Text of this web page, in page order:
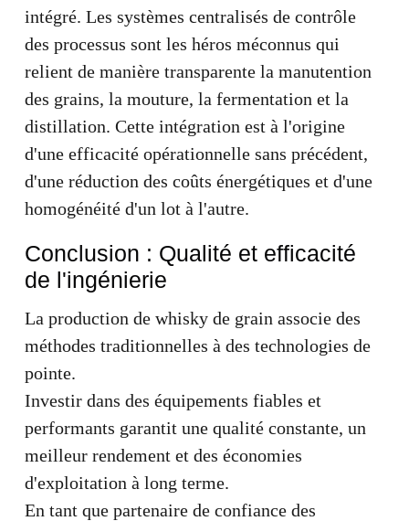
intégré. Les systèmes centralisés de contrôle
des processus sont les héros méconnus qui
relient de manière transparente la manutention
des grains, la mouture, la fermentation et la
distillation. Cette intégration est à l'origine
d'une efficacité opérationnelle sans précédent,
d'une réduction des coûts énergétiques et d'une
homogénéité d'un lot à l'autre.
Conclusion : Qualité et efficacité
de l'ingénierie
La production de whisky de grain associe des
méthodes traditionnelles à des technologies de
pointe.
Investir dans des équipements fiables et
performants garantit une qualité constante, un
meilleur rendement et des économies
d'exploitation à long terme.
En tant que partenaire de confiance des